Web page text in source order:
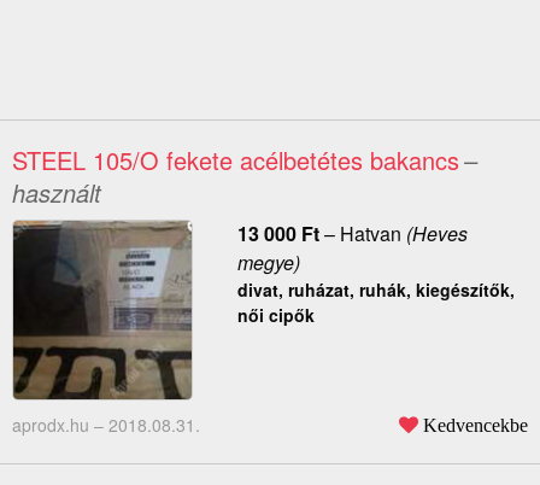
STEEL 105/O fekete acélbetétes bakancs–
használt
13 000 Ft– Hatvan (Heves
megye)
divat, ruházat, ruhák, kiegészítők,
női cipők
aprodx.hu – 2018.08.31. Kedvencekbe